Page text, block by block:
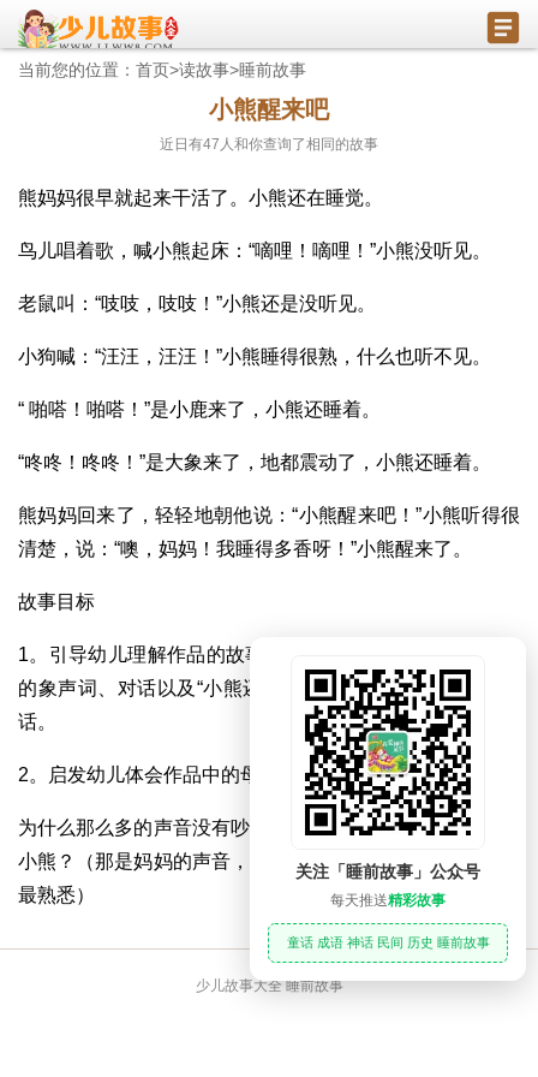
当前您的位置： 首页>读故事>睡前故事
小熊醒来吧
近日有47 人和你查询了相同的故事
熊妈妈很早就起来干活了。小熊还在睡觉。
鸟儿唱着歌，喊小熊起床：“嘀哩！嘀哩！”小熊没听见。
老鼠叫：“吱吱，吱吱！”小熊还是没听见。
小狗喊：“汪汪，汪汪！”小熊睡得很熟，什么也听不见。
“ 啪嗒！啪嗒！”是小鹿来了，小熊还睡着。
“咚咚！咚咚！”是大象来了，地都震动了，小熊还睡着。
熊妈妈回来了，轻轻地朝他说：“小熊醒来吧！”小熊听得很
清楚，说：“噢，妈妈！我睡得多香呀！”小熊醒来了。
故事目标
1。引导幼儿理解作品的故事情节和人物形象，学习作品中
的象声词、对话以及“小熊还在睡觉”和“小熊睡得很香”两句
话。
2。启发幼儿体会作品中的母子情感。
为什么那么多的声音没有吵醒小熊，妈妈只说一句就叫醒了
小熊？（那是妈妈的声音，每个孩子都对自己的妈妈的声音
最熟悉）
少儿故事大全 睡前故事
关注「睡前故事」公众号
每天推送精彩故事
童话 成语 神话 民间 历史 睡前故事